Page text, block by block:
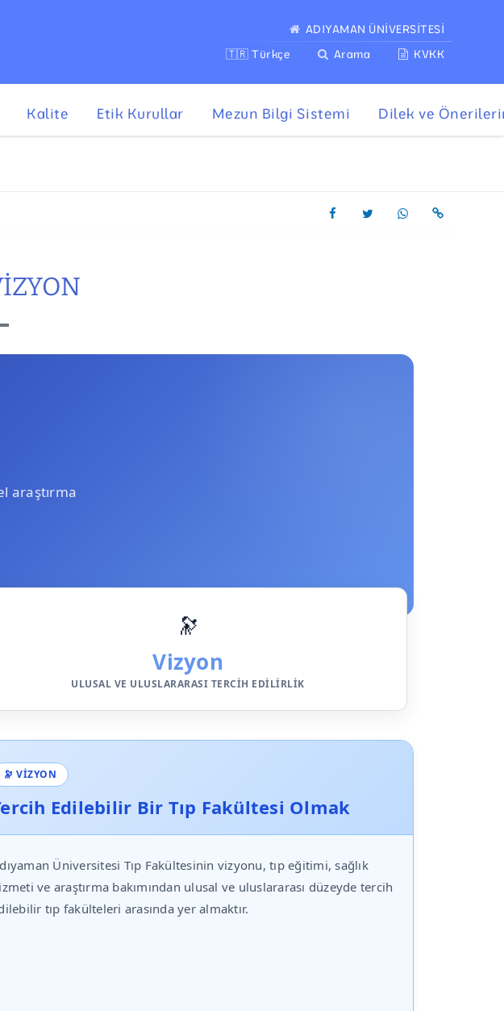
ADIYAMAN ÜNİVERSİTESİ
🇹🇷 Türkçe
Arama KVKK
Kalite Etik Kurullar Mezun Bilgi Sistemi Dilek ve
araştırma
🔭
Vizyon
ULUSAL VE ULUSLARARASI TERCIH EDILIRLIK
🔭 VIZYON
Edilebilir Bir Tıp Fakültesi Olmak
Üniversitesi Tıp Fakültesinin vizyonu, tıp eğitimi, sağlık
ve araştırma bakımından ulusal ve uluslararası düzeyde tercih
tıp fakülteleri arasında yer almaktır.